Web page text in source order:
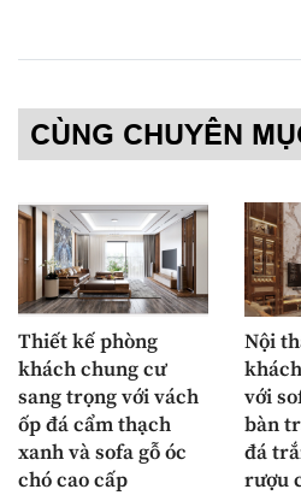
CÙNG CHUYÊN
Thiết kế phòng
khách chung cư
sang trọng với vách
ốp đá cẩm thạch
xanh và sofa gỗ óc
chó cao cấp
Nội
với
bàn
đá
rượu